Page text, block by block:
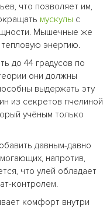
что позволяет им,
мускулы с
Мышечные же
энергию.
до 44 градусов по
они должны
выдержать эту
из секретов пчелиной
учёным только
давным-давно
напротив,
что улей обладает
контролем.
комфорт внутри